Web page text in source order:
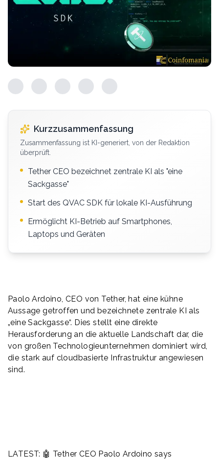
Kurzzusammenfassung
Zusammenfassung ist KI-generiert, von der Redaktion
überprüft.
Tether CEO bezeichnet zentrale KI als "eine
Sackgasse"
Start des QVAC SDK für lokale KI-Ausführung
Ermöglicht KI-Betrieb auf Smartphones,
Laptops und Geräten
Paolo Ardoino, CEO von Tether, hat eine kühne
Aussage getroffen und bezeichnete zentrale KI als
„eine Sackgasse“. Dies stellt eine direkte
Herausforderung an die aktuelle Landschaft dar, die
von großen Technologieunternehmen dominiert wird,
die stark auf cloudbasierte Infrastruktur angewiesen
sind.
LATEST: 🤖 Tether CEO Paolo Ardoino says